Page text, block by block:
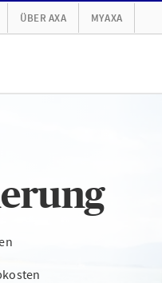
ÜBER AXA MYAXA